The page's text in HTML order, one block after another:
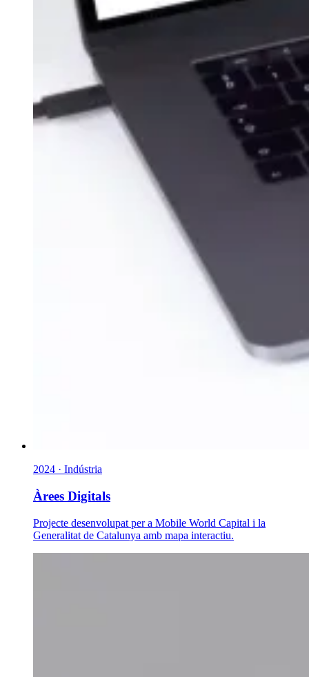
2024 · Indústria
Àrees Digitals
Projecte desenvolupat per a Mobile World Capital i la
Generalitat de Catalunya amb mapa interactiu.